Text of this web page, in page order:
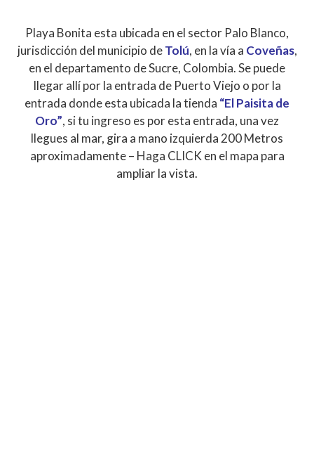
Playa Bonita esta ubicada en el sector Palo Blanco,
jurisdicción del municipio deTolú, en la vía a Coveñas,
en el departamento de Sucre, Colombia. Se puede
llegar allí por la entrada de Puerto Viejo o por la
entrada donde esta ubicada la tienda “El Paisita de
Oro”, si tu ingreso es por esta entrada, una vez
llegues al mar, gira a mano izquierda 200 Metros
aproximadamente – Haga CLICK en el mapa para
ampliar la vista.